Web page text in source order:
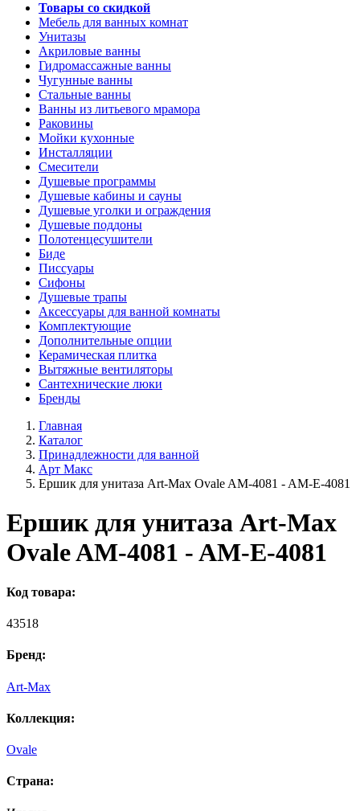
Товары со скидкой
Мебель для ванных комнат
Унитазы
Акриловые ванны
Гидромассажные ванны
Чугунные ванны
Стальные ванны
Ванны из литьевого мрамора
Раковины
Мойки кухонные
Инсталляции
Смесители
Душевые программы
Душевые кабины и сауны
Душевые уголки и ограждения
Душевые поддоны
Полотенцесушители
Биде
Писсуары
Сифоны
Душевые трапы
Аксессуары для ванной комнаты
Комплектующие
Дополнительные опции
Керамическая плитка
Вытяжные вентиляторы
Сантехнические люки
Бренды
Главная
Каталог
Принадлежности для ванной
Арт Макс
Ершик для унитаза Art-Max Ovale AM-4081 - AM-E-4081
Ершик для унитаза Art-Max
Ovale AM-4081 - AM-E-4081
Код товара:
43518
Бренд:
Art-Max
Коллекция:
Ovale
Страна: